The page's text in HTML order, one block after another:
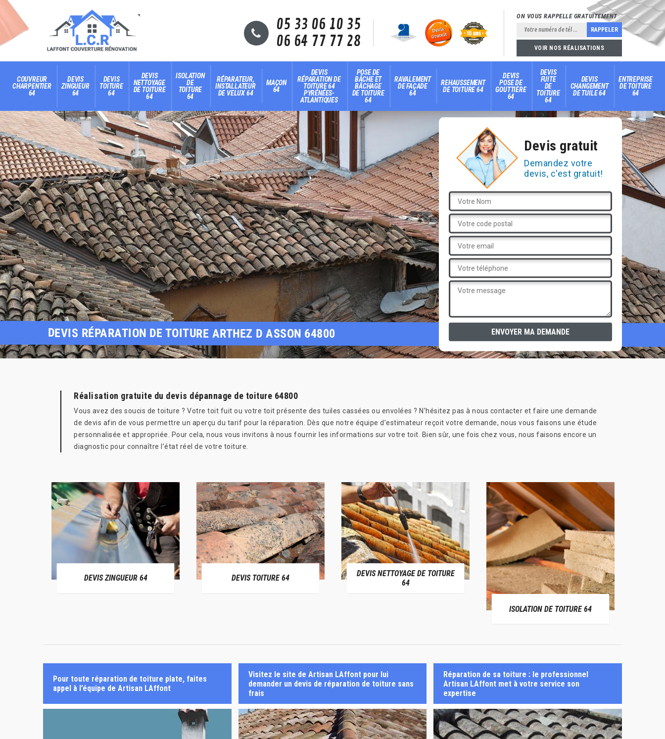
05 33 06 10 35
06 64 77 77 28
ON VOUS RAPPELLE GRATUITEMENT
VOIR NOS RÉALISATIONS
COUVREUR
CHARPENTIER
64
DEVIS
ZINGUEUR
64
DEVIS
TOITURE
64
DEVIS
NETTOYAGE
DE TOITURE
64
ISOLATION
DE
TOITURE
64
RÉPARATEUR,
INSTALLATEUR
DE VELUX 64
MAÇON
64
DEVIS
RÉPARATION DE
TOITURE 64
PYRÉNÉES-
ATLANTIQUES
POSE DE
BÂCHE ET
BÂCHAGE
DE TOITURE
64
RAVALEMENT
DE FAÇADE
64
REHAUSSEMENT
DE TOITURE 64
DEVIS
POSE DE
GOUTTIÈRE
64
DEVIS
FUITE
DE
TOITURE
64
DEVIS
CHANGEMENT
DE TUILE 64
ENTREPRISE
DE TOITURE
64
Devis gratuit
Demandez votre
devis, c'est gratuit!
DEVIS RÉPARATION DE TOITURE ARTHEZ D ASSON 64800
Réalisation gratuite du devis dépannage de toiture 64800
Vous avez des soucis de toiture ? Votre toit fuit ou votre toit présente des tuiles cassées ou envolées ? N’hésitez pas à nous contacter et faire une demande
de devis afin de vous permettre un aperçu du tarif pour la réparation. Dès que notre équipe d’estimateur reçoit votre demande, nous vous faisons une étude
personnalisée et appropriée. Pour cela, nous vous invitons à nous fournir les informations sur votre toit. Bien sûr, une fois chez vous, nous faisons encore un
diagnostic pour connaître l’état réel de votre toiture.
DEVIS ZINGUEUR 64 DEVIS TOITURE 64
DEVIS NETTOYAGE DE TOITURE
64
ISOLATION DE TOITURE 64
Pour toute réparation de toiture plate, faites
appel à l’équipe de Artisan LAffont
Visitez le site de Artisan LAffont pour lui
demander un devis de réparation de toiture sans
frais
Réparation de sa toiture : le professionnel
Artisan LAffont met à votre service son
expertise